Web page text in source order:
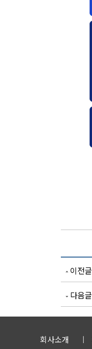
이전글
다음글
회사소개